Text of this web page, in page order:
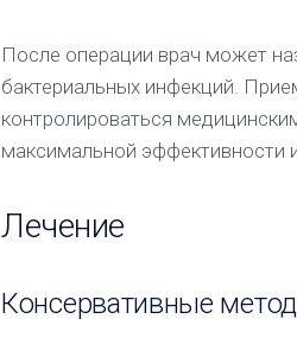
После операции врач может
бактериальных инфекций.
контролироваться
максимальной эффективности
Лечение
Консервативные